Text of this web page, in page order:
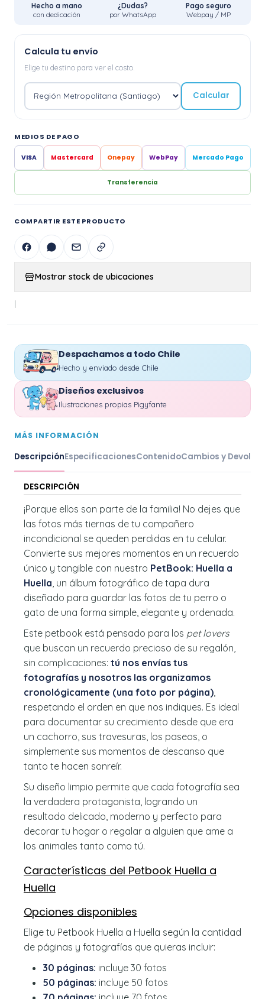
Hecho a mano
con dedicación
¿Dudas?
por WhatsApp
Pago seguro
Webpay / MP
Calcula tu envío
Elige tu destino para ver el costo.
Calcular
MEDIOS DE PAGO
VISA Mastercard Onepay WebPay Mercado Pago
Transferencia
COMPARTIR ESTE PRODUCTO
Mostrar stock de ubicaciones
|
Despachamos a todo Chile
Hecho y enviado desde Chile
Diseños exclusivos
Ilustraciones propias Pigyfante
MÁS INFORMACIÓN
DescripciónEspecificacionesContenidoCambios y
DESCRIPCIÓN
¡Porque ellos son parte de la familia! No dejes que
las fotos más tiernas de tu compañero
incondicional se queden perdidas en tu celular.
Convierte sus mejores momentos en un recuerdo
único y tangible con nuestro PetBook: Huella a
Huella , un álbum fotográfico de tapa dura
diseñado para guardar las fotos de tu perro o
gato de una forma simple, elegante y ordenada.
Este petbook está pensado para los pet lovers
que buscan un recuerdo precioso de su regalón,
sin complicaciones: tú nos envías tus
fotografías y nosotros las organizamos
cronológicamente (una foto por página)
respetando el orden en que nos indiques. Es ideal
para documentar su crecimiento desde que era
un cachorro, sus travesuras, los paseos, o
simplemente sus momentos de descanso que
tanto te hacen sonreír.
Su diseño limpio permite que cada fotografía sea
la verdadera protagonista, logrando un
resultado delicado, moderno y perfecto para
decorar tu hogar o regalar a alguien que ame a
los animales tanto como tú.
Características del Petbook Huella a
Huella
Opciones disponibles
Elige tu Petbook Huella a Huella según la cantidad
de páginas y fotografías que quieras incluir:
30 páginas: incluye 30 fotos
50 páginas: incluye 50 fotos